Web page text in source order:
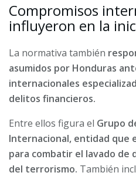
Compromisos
influyeron en la
La normativa también
asumidos por Honduras
internacionales
delitos financieros.
Entre ellos figura el Grupo
Internacional, entidad que
para combatir el lavado de
del terrorismo. También